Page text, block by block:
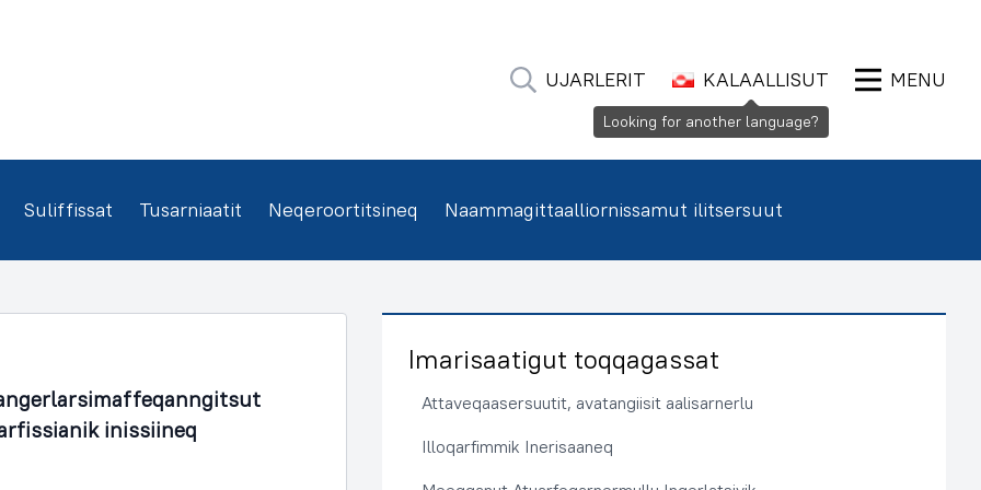
UJARLERIT KALAALLISUT MENU
Suliffissat Tusarniaatit Neqeroortitsineq Naammagittaalliornissamut ilitsersuut
inissiineq
Imarisaatigut toqqagassat
Attaveqaasersuutit, avatangiisit aalisarnerlu
Illoqarfimmik Inerisaaneq
Looking for another language?